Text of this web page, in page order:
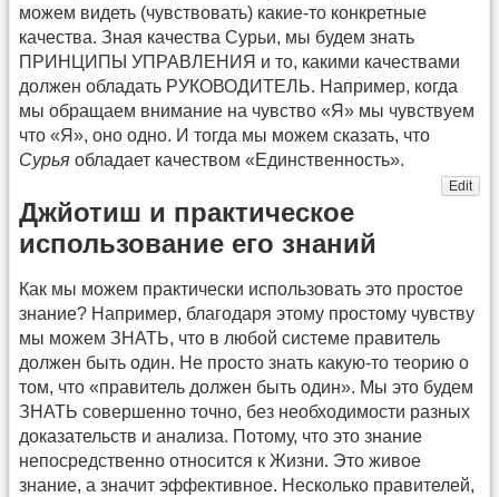
можем видеть (чувствовать) какие-то конкретные
качества. Зная качества Сурьи, мы будем знать
ПРИНЦИПЫ УПРАВЛЕНИЯ и то, какими качествами
должен обладать РУКОВОДИТЕЛЬ. Например, когда
мы обращаем внимание на чувство «Я» мы чувствуем
что «Я», оно одно. И тогда мы можем сказать, что
Сурья обладает качеством «Единственность».
Edit
Джйотиш и практическое
использование его знаний
Как мы можем практически использовать это простое
знание? Например, благодаря этому простому чувству
мы можем ЗНАТЬ, что в любой системе правитель
должен быть один. Не просто знать какую-то теорию о
том, что «правитель должен быть один». Мы это будем
ЗНАТЬ совершенно точно, без необходимости разных
доказательств и анализа. Потому, что это знание
непосредственно относится к Жизни. Это живое
знание, а значит эффективное. Несколько правителей,